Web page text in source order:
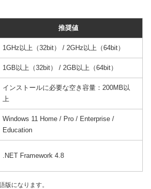
推奨値
1GHz以上（32bit） / 2GHz以上（64bit）
1GB以上（32bit） / 2GB以上（64bit）
インストールに必要な空き容量：200MB以
上
Windows 11 Home / Pro / Enterprise /
Education
.NET Framework 4.8
版になります。